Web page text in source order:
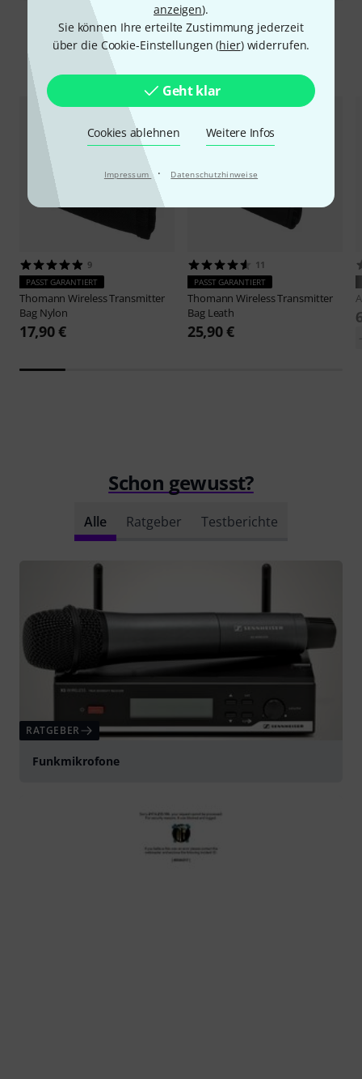
anzeigen).
Sie können Ihre erteilte Zustimmung jederzeit
über die Cookie-Einstellungen (hier) widerrufen.
Geht klar
Cookies ablehnen Weitere Infos
Impressum · Datenschutzhinweise
Zubehör & passende Artikel
9
PASST GARANTIERT
ThomannWireless Transmitter
Bag Nylon
17,90 €
11
PASST GARANTIERT
ThomannWireless Transmitter
Bag Leath
25,90 €
Schon gewusst?
Alle Ratgeber Testberichte
RATGEBER
Funkmikrofone